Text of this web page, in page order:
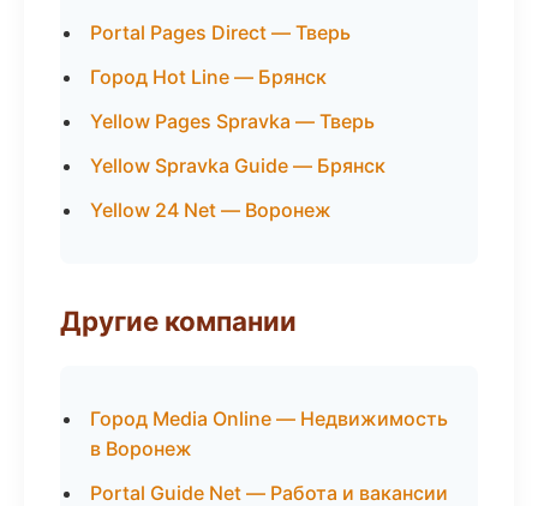
Portal Pages Direct — Тверь
Город Hot Line — Брянск
Yellow Pages Spravka — Тверь
Yellow Spravka Guide — Брянск
Yellow 24 Net — Воронеж
Другие компании
Город Media Online — Недвижимость
в Воронеж
Portal Guide Net — Работа и вакансии